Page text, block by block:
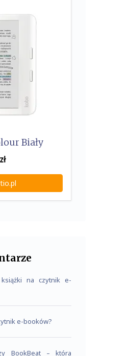
Biały
na czytnik e-
e-booków?
BookBeat – która